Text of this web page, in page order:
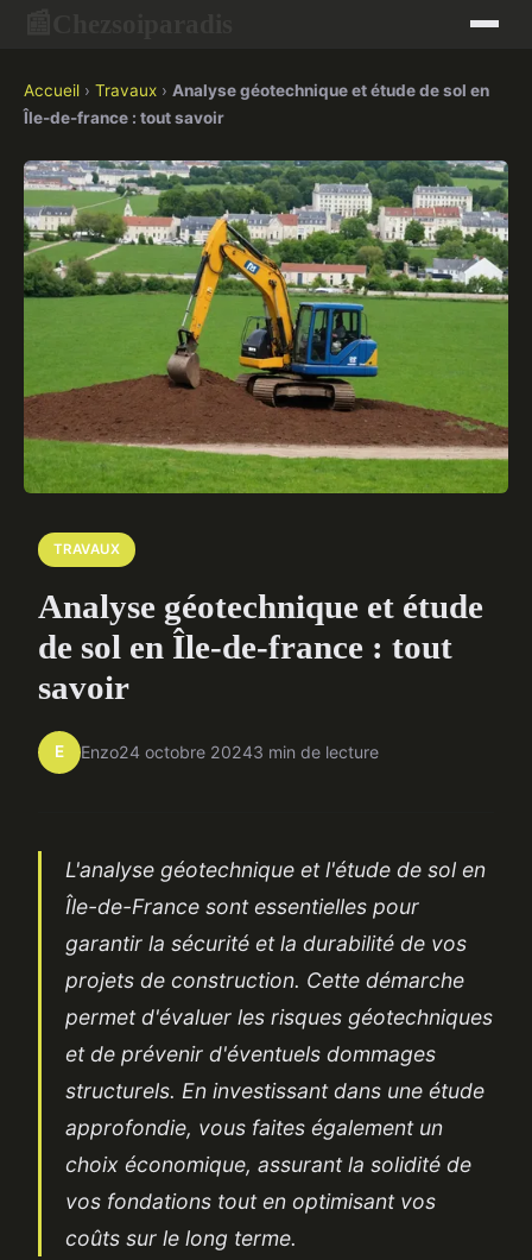
Accueil › Travaux › Analyse géotechnique et étude de sol en
Île-de-france : tout savoir
TRAVAUX
Analyse géotechnique et étude
de sol en Île-de-france : tout
savoir
E Enzo24 octobre 20243 min de lecture
L'analyse géotechnique et l'étude de sol en
Île-de-France sont essentielles pour
garantir la sécurité et la durabilité de vos
projets de construction. Cette démarche
permet d'évaluer les risques géotechniques
et de prévenir d'éventuels dommages
structurels. En investissant dans une étude
approfondie, vous faites également un
choix économique, assurant la solidité de
vos fondations tout en optimisant vos
coûts sur le long terme.